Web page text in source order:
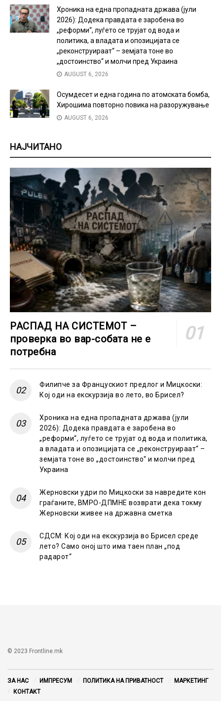
Хроника на една пропадната држава (јули
2026): Додека правдата е заробена во
„реформи“, луѓето се трујат од вода и
политика, а владата и опозицијата се
„реконструираат“ – земјата тоне во
„достоинство“ и молчи пред Украина
AUGUST 6, 2026
Осумдесет и една година по атомската бомба,
Хирошима повторно повика на разоружување
AUGUST 6, 2026
НАЈЧИТАНО
РАСПАД НА СИСТЕМОТ –
проверка во вар-собата не е
потребна
Филипче за Францускиот предлог и Мицкоски:
Кој оди на екскурзија во лето, во Брисел?
Хроника на една пропадната држава (јули
2026): Додека правдата е заробена во
„реформи“, луѓето се трујат од вода и политика,
а владата и опозицијата се „реконструираат“ –
земјата тоне во „достоинство“ и молчи пред
Украина
Жерновски удри по Мицкоски за навредите кон
граѓаните, ВМРО-ДПМНЕ возврати дека токму
Жерновски живее на државна сметка
СДСМ: Кој оди на екскурзија во Брисел среде
лето? Само оној што има таен план „под
радарот“
© 2023 Frontline.mk
ЗА НАС ИМПРЕСУМ ПОЛИТИКА НА ПРИВАТНОСТ
МАРКЕТИНГ
КОНТАКТ